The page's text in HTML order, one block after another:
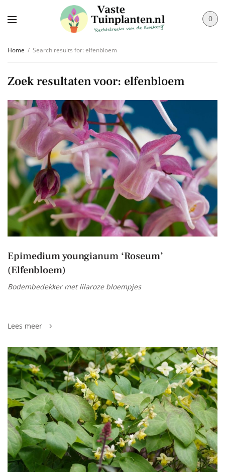
0
Home Search results for: elfenbloem
Zoek resultaten voor: elfenbloem
Epimedium youngianum ‘Roseum’
(Elfenbloem)
Bodembedekker met lilaroze bloempjes
Lees meer